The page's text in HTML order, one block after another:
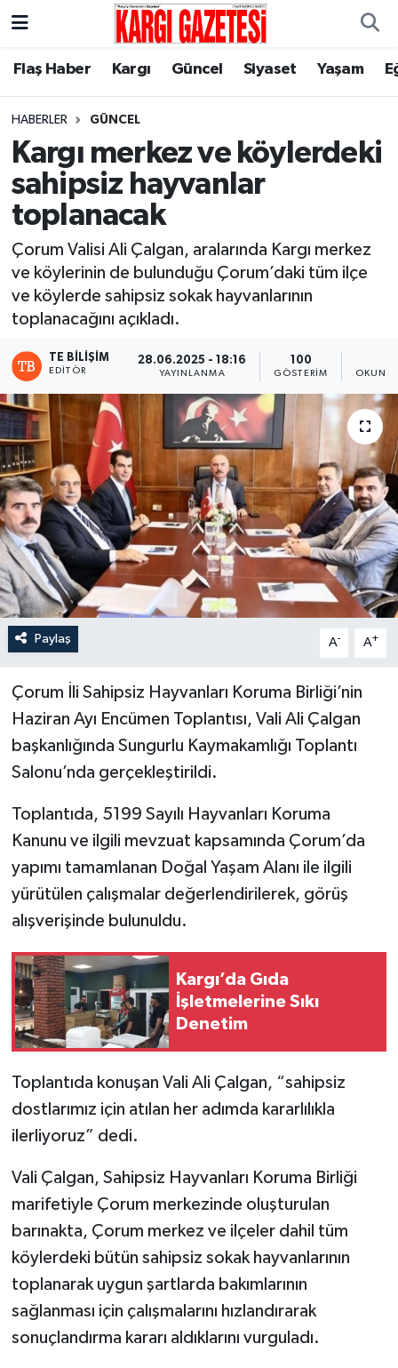
Flaş Haber Kargı Güncel Siyaset Yaşam
HABERLER GÜNCEL
Kargı merkez ve köylerdeki
sahipsiz hayvanlar
toplanacak
Çorum Valisi Ali Çalgan, aralarında Kargı merkez
ve köylerinin de bulunduğu Çorum’daki tüm ilçe
ve köylerde sahipsiz sokak hayvanlarının
toplanacağını açıkladı.
TE BILIŞIM
EDITÖR
28.06.2025 - 18:16
YAYINLANMA
100
GÖSTERIM
Paylaş A- A+
Çorum İli Sahipsiz Hayvanları Koruma Birliği’nin
Haziran Ayı Encümen Toplantısı, Vali Ali Çalgan
başkanlığında Sungurlu Kaymakamlığı Toplantı
Salonu’nda gerçekleştirildi.
Toplantıda, 5199 Sayılı Hayvanları Koruma
Kanunu ve ilgili mevzuat kapsamında Çorum’da
yapımı tamamlanan Doğal Yaşam Alanı ile ilgili
yürütülen çalışmalar değerlendirilerek, görüş
alışverişinde bulunuldu.
Kargı’da Gıda
İşletmelerine Sıkı
Denetim
Toplantıda konuşan Vali Ali Çalgan, “sahipsiz
dostlarımız için atılan her adımda kararlılıkla
ilerliyoruz” dedi.
Vali Çalgan, Sahipsiz Hayvanları Koruma Birliği
marifetiyle Çorum merkezinde oluşturulan
barınakta, Çorum merkez ve ilçeler dahil tüm
köylerdeki bütün sahipsiz sokak hayvanlarının
toplanarak uygun şartlarda bakımlarının
sağlanması için çalışmalarını hızlandırarak
sonuçlandırma kararı aldıklarını vurguladı.
Flaş Haber
Kargı
Güncel
Siyaset
Yaşam
Eğitim
Nöbetçi Eczaneler
Hava Durumu
Çorum Namaz Vakitleri
Trafik Durumu
Süper Lig Puan Durumu ve Fikstür
Tüm Manşetler